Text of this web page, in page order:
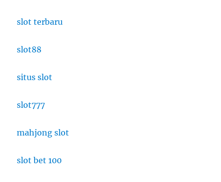
slot terbaru
slot88
situs slot
slot777
mahjong slot
slot bet 100